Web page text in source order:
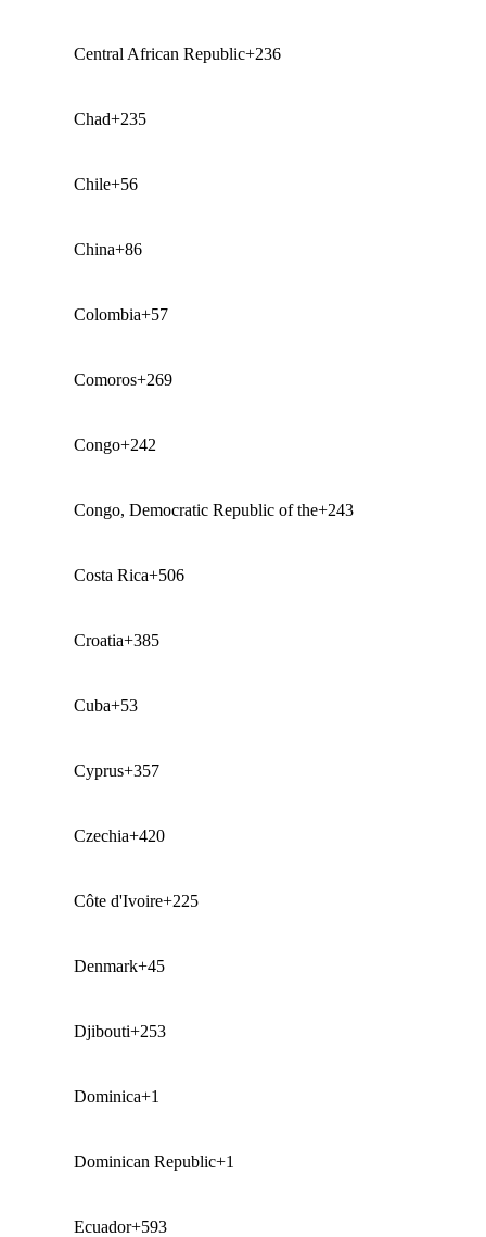
Central African Republic+236
Chad+235
Chile+56
China+86
Colombia+57
Comoros+269
Congo+242
Congo, Democratic Republic of the+243
Costa Rica+506
Croatia+385
Cuba+53
Cyprus+357
Czechia+420
Côte d'Ivoire+225
Denmark+45
Djibouti+253
Dominica+1
Dominican Republic+1
Ecuador+593